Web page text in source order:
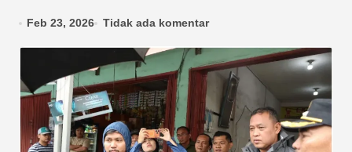
Feb 23, 2026 Tidak ada komentar